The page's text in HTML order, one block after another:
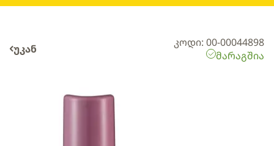
უკან
კოდი: 00-00044898
მარაგშია